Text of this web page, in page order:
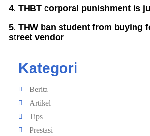
4. THBT corporal punishment is
5. THW ban student from buying
street vendor
Kategori
Berita
Artikel
Tips
Prestasi